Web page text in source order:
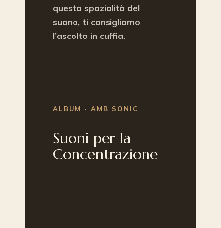
questa spazialità del
suono, ti consigliamo
l’ascolto in cuffia.
ALBUM · AMBISONIC
Suoni per la
Concentrazione